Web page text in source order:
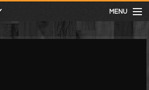
MENU